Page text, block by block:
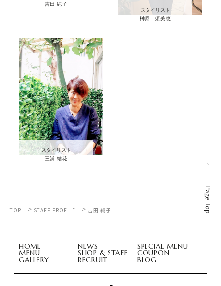
吉田 純子
スタイリスト
榊原 須美恵
スタイリスト
三浦 結花
TOP > STAFF PROFILE > 吉田 純子
HOME NEWS SPECIAL MENU
MENU SHOP & STAFF COUPON
GALLERY RECRUIT BLOG